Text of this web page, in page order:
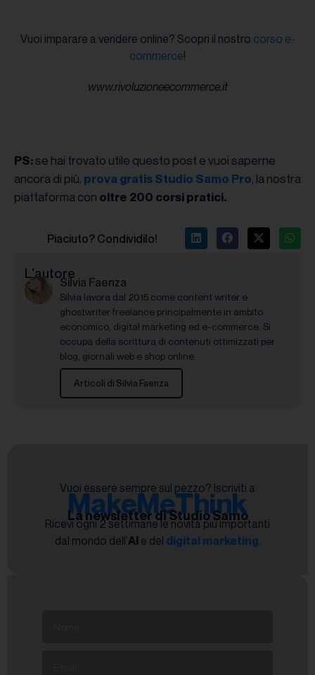
Vuoi imparare a vendere online? Scopri il nostro corso e-
commerce!
www.rivoluzioneecommerce.it
PS:se hai trovato utile questo post e vuoi saperne
ancora di più, prova gratis Studio Samo Pro, la nostra
piattaforma con oltre 200 corsi pratici.
Piaciuto? Condividilo!
L'autore
Silvia Faenza
Silvia lavora dal 2015 come content writer e
ghostwriter freelance principalmente in ambito
economico, digital marketing ed e-commerce. Si
occupa della scrittura di contenuti ottimizzati per
blog, giornali web e shop online.
Articoli di Silvia Faenza
Vuoi essere sempre sul pezzo? Iscriviti a
MakeMeThink
La newsletter di Studio Samo
Ricevi ogni 2 settimane le novità più importanti
dal mondo dell’AI e del digital marketing.